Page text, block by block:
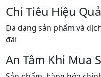
Chi Tiêu Hiệu Quả
Đa dạng sản phẩm và
đãi
An Tâm Khi Mua